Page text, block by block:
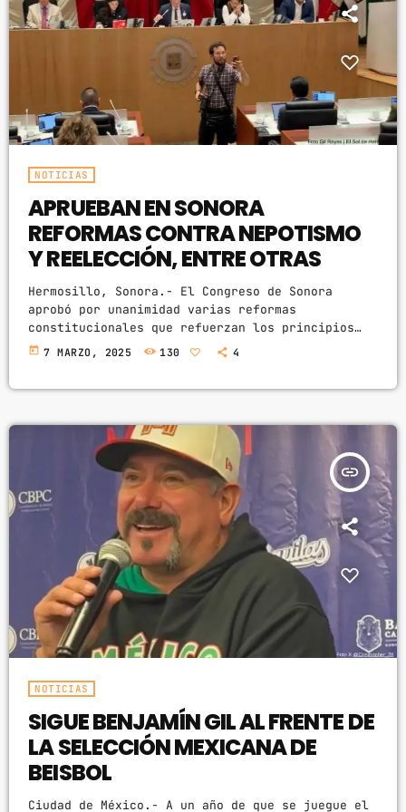
marzo 2025
febrero 2025
noviembre 2024
octubre 2024
septiembre 2024
agosto 2024
abril 2024
marzo 2024
febrero 2024
CATEGORÍAS
Gobierno de Hermosillo
Gobierno de Sonora
Hermosillo
NOTICIAS
APRUEBAN EN SONORA
REFORMAS CONTRA NEPOTISMO
Y REELECCIÓN, ENTRE OTRAS
Hermosillo, Sonora.- El Congreso de Sonora
aprobó por unanimidad varias reformas
constitucionales que refuerzan los principios
democráticos y promueven la igualdad de género.
el estado. La diputada María Eduwiges Espinoza
Tapia, de Morena, fue la encargada de presentar
la minuta que reforma la […]
today 7 MARZO, 2025 130 4
insert_link
NOTICIAS
SIGUE BENJAMÍN GIL AL FRENTE DE
LA SELECCIÓN MEXICANA DE
BEISBOL
Ciudad de México.- A un año de que se juegue el